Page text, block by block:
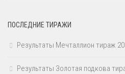
ПОСЛЕДНИЕ ТИРАЖИ
Результаты Мечталлион тираж
Результаты Золотая подкова